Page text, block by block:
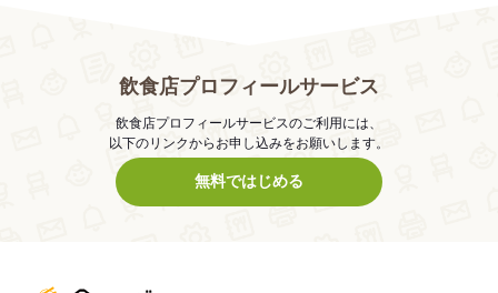
飲食店プロフィールサービス
飲食店プロフィールサービスのご利用には、
以下のリンクからお申し込みをお願いします。
無料ではじめる